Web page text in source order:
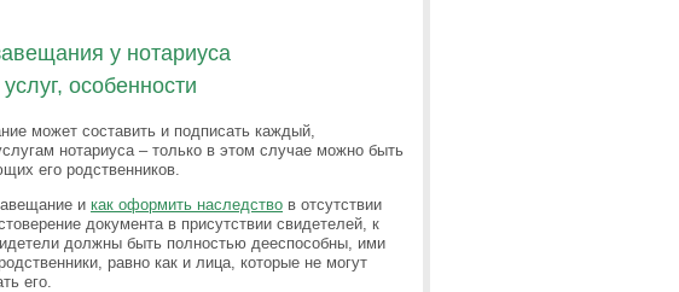
у нотариуса
особенности
может составить и подписать каждый,
нотариуса – только в этом случае можно быть
его родственников.
и как оформить наследство в отсутствии
документа в присутствии свидетелей, к
должны быть полностью дееспособны, ими
равно как и лица, которые не могут
его.